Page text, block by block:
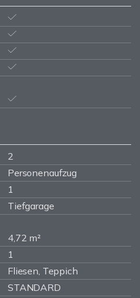
2
Personenaufzug
1
Tiefgarage
4,72 m²
1
Fliesen, Teppich
STANDARD